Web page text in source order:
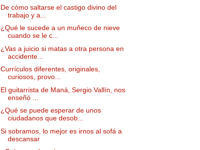
De cómo saltarse el castigo divino del
trabajo y a...
¿Qué le sucede a un muñeco de nieve
cuando se le c...
¿Vas a juicio si matas a otra persona en
accidente...
Currículos diferentes, originales,
curiosos, provo...
El guitarrista de Maná, Sergio Vallín, nos
enseñó ...
¿Qué se puede esperar de unos
ciudadanos que desob...
Si sobramos, lo mejor es irnos al sofá a
descansar